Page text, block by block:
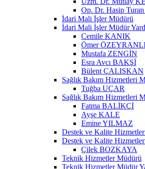
Op. Dr. Hasip
İdari Mali İşler Müdürü
İdari Mali İşler Müdür
Cemile KANIK
Ömer
Mustafa ZENGİN
Esra Avcı BAKŞİ
Bülent ÇALIŞKAN
Sağlık Bakım Hizmetleri
Tuğba UÇAR
Sağlık Bakım Hizmetleri
Fatma BALİKÇİ
Ayşe KALE
Emine YILMAZ
Destek ve Kalite
Destek ve Kalite
Çilek BOZKAYA
Teknik Hizmetler Müdürü
Teknik Hizmetler Müdür